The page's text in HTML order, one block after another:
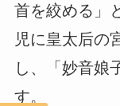
首を絞める」
児に皇太后の
し、「妙音娘
す。